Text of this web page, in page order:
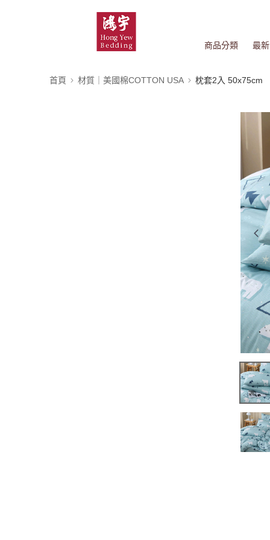
商品分類 最
首頁 材質｜美國棉COTTON USA 枕套2入 50x75cm